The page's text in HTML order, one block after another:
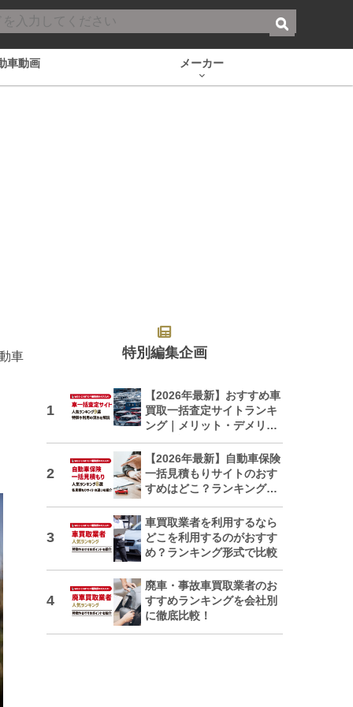
車動画 メーカー
車 特別編集企画
【2026年最新】おすすめ車
買取一括査定サイトランキ
ング｜メリット・デメリッ
トも解説
【2026年最新】自動車保険
一括見積もりサイトのおす
すめはどこ？ランキングで
車買取業者を利用するなら
どこを利用するのがおすす
め？ランキング形式で比較
廃車・事故車買取業者のお
すすめランキングを会社別
に徹底比較！